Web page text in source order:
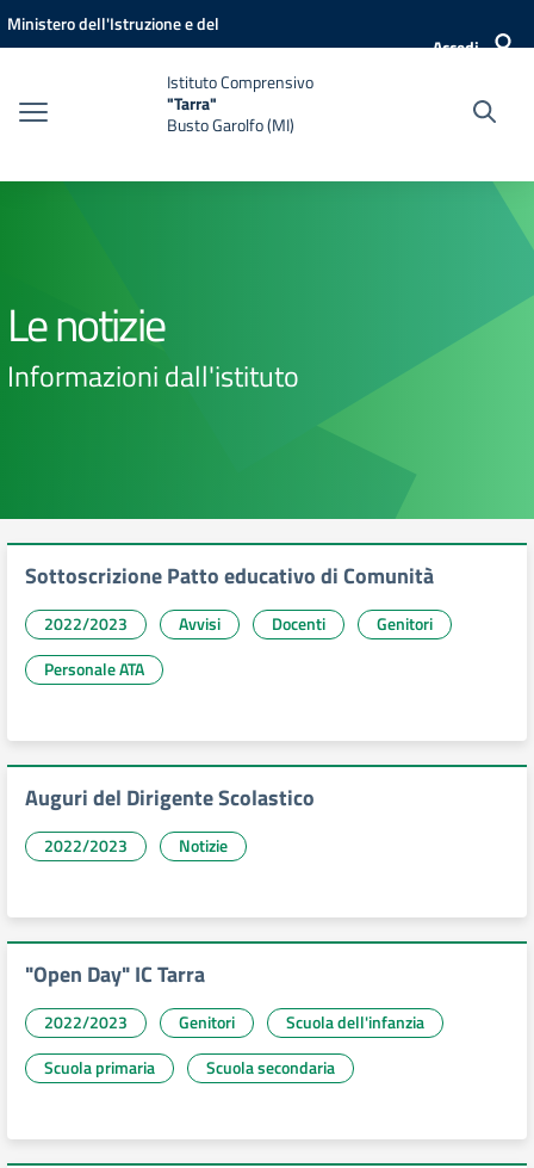
Vai ai contenuti
Vai al menu di navigazione
Vai al footer
Ministero dell'Istruzione e del
Accedi
Istituto Comprensivo
"Tarra"
Busto Garolfo (MI)
Le notizie
Informazioni dall'istituto
Sottoscrizione Patto educativo di Comunità
2022/2023 Avvisi Docenti
Genitori
Personale ATA
Auguri del Dirigente Scolastico
2022/2023 Notizie
"Open Day" IC Tarra
2022/2023 Genitori
Scuola dell'infanzia
Scuola primaria
Scuola secondaria